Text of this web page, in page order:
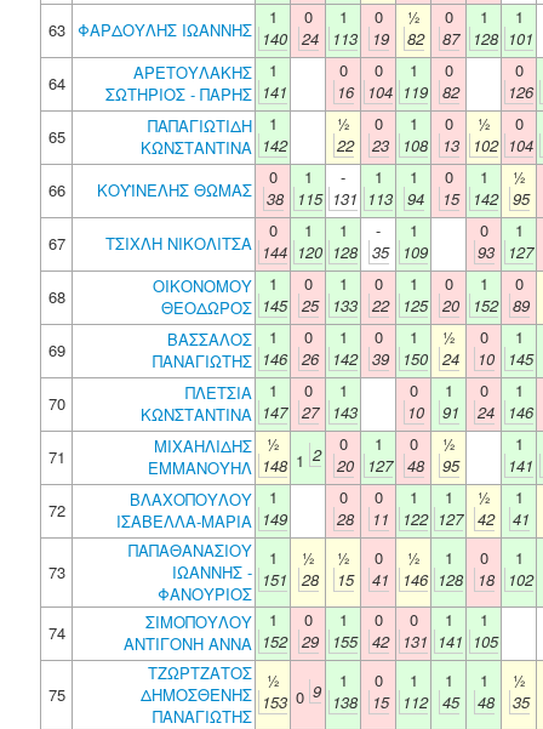
63
ΦΑΡΔΟΥΛΗΣ ΙΩΑΝΝΗΣ
1
140
0
24
1
113
0
19
½
82
0
87
1
128
1
101
64
ΑΡΕΤΟΥΛΑΚΗΣ
ΣΩΤΗΡΙΟΣ - ΠΑΡΗΣ
1
141
0
16
0
104
1
119
0
82
0
126
65
ΠΑΠΑΓΙΩΤΙΔΗ
ΚΩΝΣΤΑΝΤΙΝΑ
1
142
½
22
0
23
1
108
0
13
½
102
0
104
66
ΚΟΥΪΝΕΛΗΣ ΘΩΜΑΣ
0
38
1
115
-
131
1
113
1
94
0
15
1
142
½
95
67
ΤΣΙΧΛΗ ΝΙΚΟΛΙΤΣΑ
0
144
1
120
1
128
-
35
1
109
0
93
1
127
68
ΟΙΚΟΝΟΜΟΥ
ΘΕΟΔΩΡΟΣ
1
145
0
25
1
133
0
22
1
125
0
20
1
152
0
89
69
ΒΑΣΣΑΛΟΣ
ΠΑΝΑΓΙΩΤΗΣ
1
146
0
26
1
142
0
39
1
150
½
24
0
10
1
145
70
ΠΛΕΤΣΙΑ
ΚΩΝΣΤΑΝΤΙΝΑ
1
147
0
27
1
143
0
10
1
91
0
24
1
146
71
ΜΙΧΑΗΛΙΔΗΣ
ΕΜΜΑΝΟΥΗΛ
½
148 1 2
0
20
1
127
0
48
½
95
1
141
72
ΒΛΑΧΟΠΟΥΛΟΥ
ΙΣΑΒΕΛΛΑ-ΜΑΡΙΑ
1
149
0
28
0
11
1
122
1
127
½
42
1
41
73
ΠΑΠΑΘΑΝΑΣΙΟΥ
ΙΩΑΝΝΗΣ -
ΦΑΝΟΥΡΙΟΣ
1
151
½
28
½
15
0
41
½
146
1
128
0
18
1
102
74
ΣΙΜΟΠΟΥΛΟΥ
ΑΝΤΙΓΟΝΗ ΑΝΝΑ
1
152
0
29
1
155
0
42
0
131
1
141
1
105
75
ΤΖΩΡΤΖΑΤΟΣ
ΔΗΜΟΣΘΕΝΗΣ
ΠΑΝΑΓΙΩΤΗΣ
½
153 0 9
1
138
0
15
1
112
1
45
1
48
½
35